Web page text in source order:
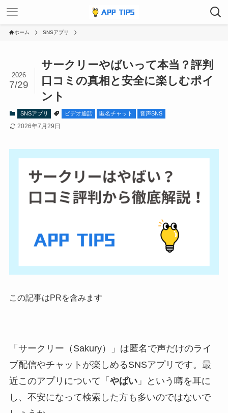
ホーム SNSアプリ
サークリーやばいって本当？評判
口コミの真相と安全に楽しむポイ
ント
2026
7/29
SNSアプリ ビデオ通話 匿名チャット 音声SNS
2026年7月29日
この記事はPRを含みます
「サークリー（Sakury）」は匿名で声だけのライ
ブ配信やチャットが楽しめるSNSアプリです。最
近このアプリについて「 やばい」という噂を耳に
し、不安になって検索した方も多いのではないで